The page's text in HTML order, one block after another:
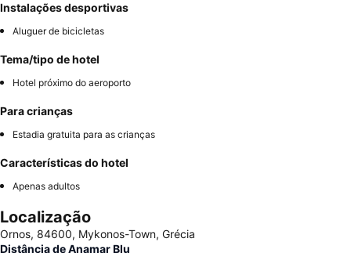
Instalações desportivas
Aluguer de bicicletas
Tema/tipo de hotel
Hotel próximo do aeroporto
Para crianças
Estadia gratuita para as crianças
Características do hotel
Apenas adultos
Localização
Ornos, 84600, Mykonos-Town, Grécia
Distância de Anamar Blu